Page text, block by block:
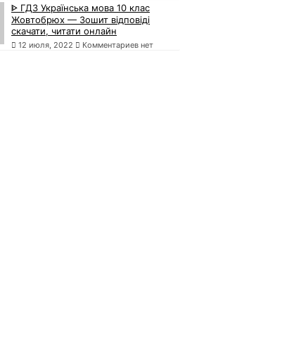
ᐈ ГДЗ Українська мова 10 клас
Жовтобрюх — Зошит відповіді
скачати, читати онлайн
12 июля, 2022 Комментариев нет